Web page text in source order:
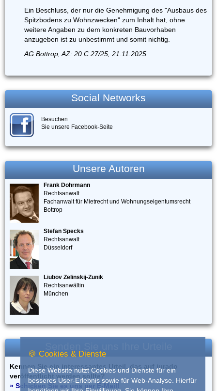
Ein Beschluss, der nur die Genehmigung des "Ausbaus des
Spitzbodens zu Wohnzwecken" zum Inhalt hat, ohne
weitere Angaben zu dem konkreten Bauvorhaben
anzugeben ist zu unbestimmt und somit nichtig.
AG Bottrop, AZ: 20 C 27/25, 21.11.2025
Social Networks
Besuchen
Sie unsere Facebook-Seite
Unsere Autoren
Frank Dohrmann
Rechtsanwalt
Fachanwalt für Mietrecht und Wohnungseigentumsrecht
Bottrop
Stefan Specks
Rechtsanwalt
Düsseldorf
Liubov Zelinskij-Zunik
Rechtsanwältin
München
Kennen Sie ein interessantes Urteil, das auf iurado
veröffentlicht werden sollte?
» Schicken Sie es uns per E-Mail!
🍪 Cookies & Dienste
Diese Website nutzt Cookies und Dienste für ein
besseres User-Erlebnis sowie für Web-Analyse. Hierfür